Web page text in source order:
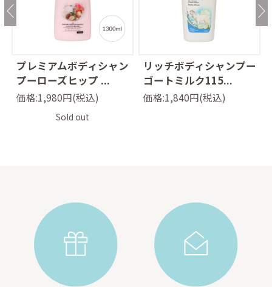
プレミアムボディシャン
プーローズヒップ ...
価格:1,980円(税込)
Sold out
リッチボディシャンプー
ゴートミルク115...
価格:1,840円(税込)